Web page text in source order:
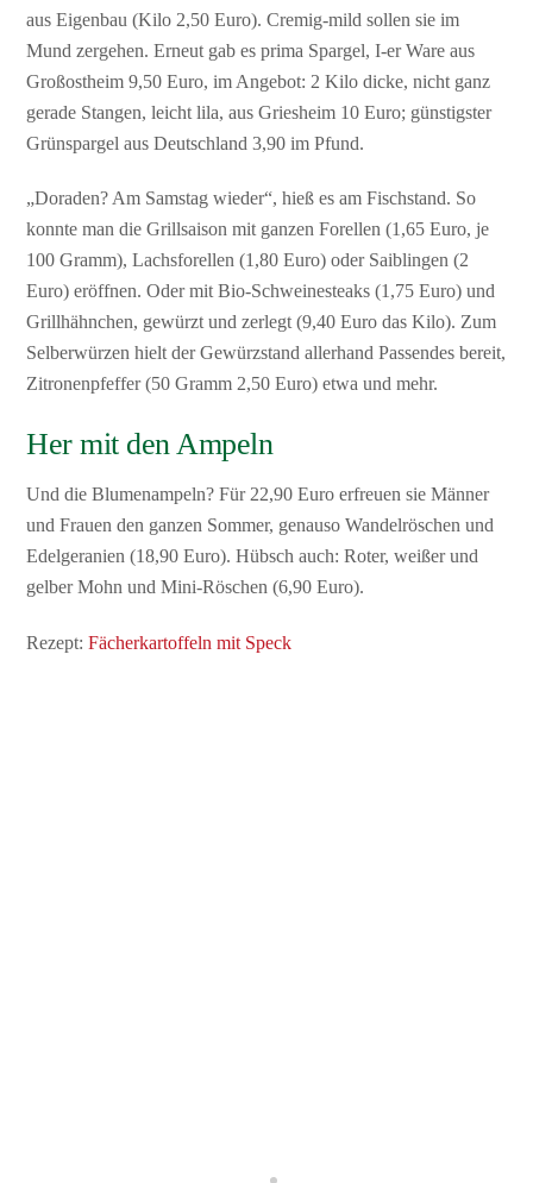
aus Eigenbau (Kilo 2,50 Euro). Cremig-mild sollen sie im
Mund zergehen. Erneut gab es prima Spargel, I-er Ware aus
Großostheim 9,50 Euro, im Angebot: 2 Kilo dicke, nicht ganz
gerade Stangen, leicht lila, aus Griesheim 10 Euro; günstigster
Grünspargel aus Deutschland 3,90 im Pfund.
„Doraden? Am Samstag wieder“, hieß es am Fischstand. So
konnte man die Grillsaison mit ganzen Forellen (1,65 Euro, je
100 Gramm), Lachsforellen (1,80 Euro) oder Saiblingen (2
Euro) eröffnen. Oder mit Bio-Schweinesteaks (1,75 Euro) und
Grillhähnchen, gewürzt und zerlegt (9,40 Euro das Kilo). Zum
Selberwürzen hielt der Gewürzstand allerhand Passendes bereit,
Zitronenpfeffer (50 Gramm 2,50 Euro) etwa und mehr.
Her mit den Ampeln
Und die Blumenampeln? Für 22,90 Euro erfreuen sie Männer
und Frauen den ganzen Sommer, genauso Wandelröschen und
Edelgeranien (18,90 Euro). Hübsch auch: Roter, weißer und
gelber Mohn und Mini-Röschen (6,90 Euro).
Rezept:Fächerkartoffeln mit Speck